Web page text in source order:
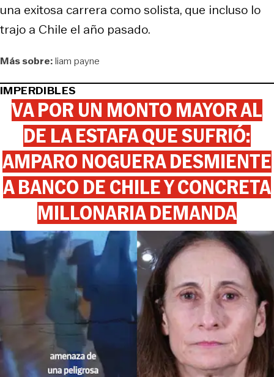
una exitosa carrera como solista, que incluso lo
trajo a Chile el año pasado.
Más sobre:liam payne
IMPERDIBLES
VA POR UN MONTO MAYOR AL
DE LA ESTAFA QUE SUFRIÓ:
AMPARO NOGUERA DESMIENTE
A BANCO DE CHILE Y CONCRETA
MILLONARIA DEMANDA